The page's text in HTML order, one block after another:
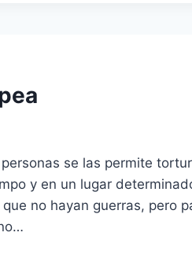
se las permite
y en un lugar
no hayan guerras, pero